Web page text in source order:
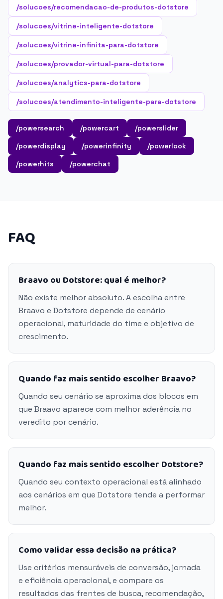
/solucoes/recomendacao-de-produtos-dotstore
/solucoes/vitrine-inteligente-dotstore
/solucoes/vitrine-infinita-para-dotstore
/solucoes/provador-virtual-para-dotstore
/solucoes/analytics-para-dotstore
/solucoes/atendimento-inteligente-para-dotstore
/powersearch /powercart
/powerslider
/powerdisplay
/powerinfinity
/powerlook
/powerhits
/powerchat
FAQ
Braavo ou Dotstore: qual é melhor?
Não existe melhor absoluto. A escolha entre
Braavo e Dotstore depende de cenário
operacional, maturidade do time e objetivo de
crescimento.
Quando faz mais sentido escolher Braavo?
Quando seu cenário se aproxima dos blocos em
que Braavo aparece com melhor aderência no
veredito por cenário.
Quando faz mais sentido escolher Dotstore?
Quando seu contexto operacional está alinhado
aos cenários em que Dotstore tende a performar
melhor.
Como validar essa decisão na prática?
Use critérios mensuráveis de conversão, jornada
e eficiência operacional, e compare os
resultados das frentes de busca, recomendação,